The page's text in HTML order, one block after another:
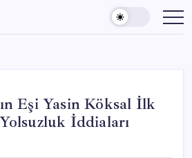
Eşi Yasin Köksal İlk
İddiaları